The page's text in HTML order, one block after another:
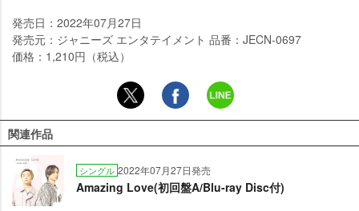
発売日：2022年07月27日
発売元：ジャニーズ エンタテイメント 品番：JECN-0697
価格：1,210円（税込）
関連作品
シングル 2022年07月27日発売
Amazing Love(初回盤A/Blu-ray Disc付)